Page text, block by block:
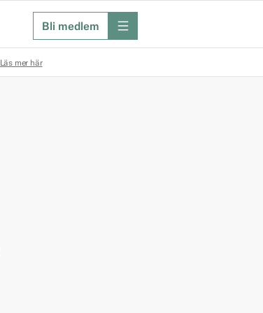
Bli medlem meny
Läs mer här